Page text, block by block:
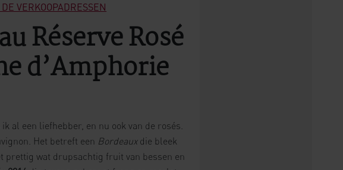
VERKOOPADRESSEN
Réserve Rosé
d’Amphorie
al een liefhebber, en nu ook van de rosés.
Het betreft een Bordeauxdie bleek
prettig wat drupsachtig fruit van bessen en